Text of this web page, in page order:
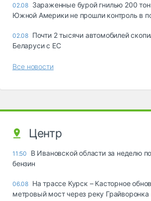
02.08 Зараженные бурой гнилью 200
Южной Америки не прошли контроль в
02.08 Почти 2 тысячи автомобилей
Беларуси с ЕС
Все новости
Центр
11:50
В Ивановской области за неделю
бензин
06.08 На трассе Курск – Касторное
метровый мост через реку Грайворонка